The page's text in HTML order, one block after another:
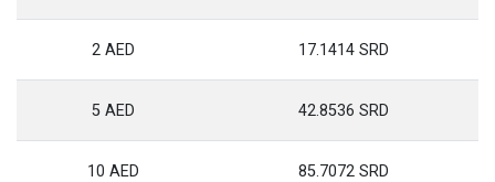
2 AED 17.1414 SRD
5 AED 42.8536 SRD
10 AED 85.7072 SRD